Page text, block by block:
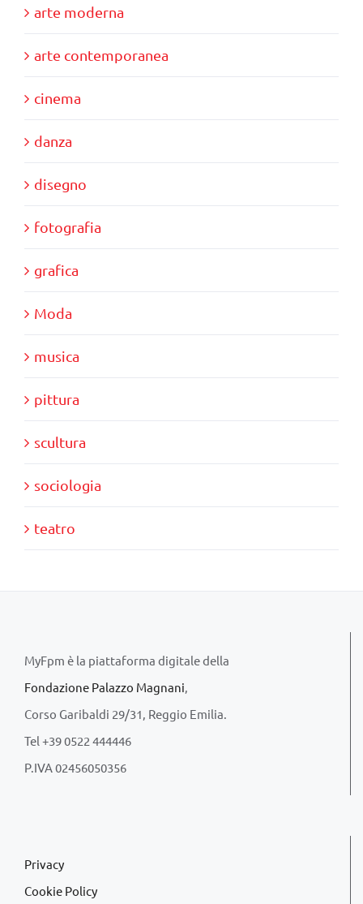
arte moderna
arte contemporanea
cinema
danza
disegno
fotografia
grafica
Moda
musica
pittura
scultura
sociologia
teatro
MyFpm è la piattaforma digitale della
Fondazione Palazzo Magnani,
Corso Garibaldi 29/31, Reggio Emilia.
Tel +39 0522 444446
P.IVA 02456050356
Privacy
Cookie Policy